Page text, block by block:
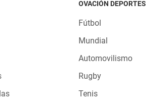
OVACIÓN DEPORTES
Fútbol
Mundial
Automovilismo
Rugby
Tenis